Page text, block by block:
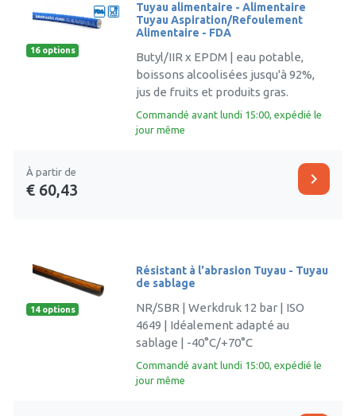
16 options
Tuyau alimentaire - Alimentaire
Tuyau Aspiration/Refoulement
Alimentaire - FDA
Butyl/IIR x EPDM | eau potable,
boissons alcoolisées jusqu'à 92%,
jus de fruits et produits gras.
Commandé avant lundi 15:00, expédié le
jour même
À partir de
€ 60,43
chevron_right
14 options
Résistant à l'abrasion Tuyau - Tuyau
de sablage
NR/SBR | Werkdruk 12 bar | ISO
4649 | Idéalement adapté au
sablage | -40°C/+70°C
Commandé avant lundi 15:00, expédié le
jour même